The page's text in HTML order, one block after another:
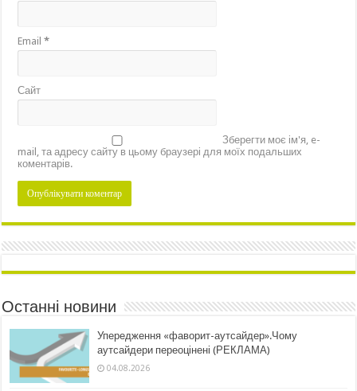
Email*
Сайт
Зберегти моє ім'я, e-
mail, та адресу сайту в цьому браузері для моїх подальших
коментарів.
Останні новини
Упередження «фаворит-аутсайдер».Чому
аутсайдери переоцінені (РЕКЛАМА)
04.08.2026